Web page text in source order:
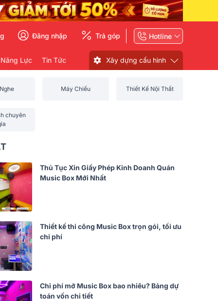
Đăng nhập Trả góp Hotline
Lực Tin Tức Xây dựng cấu hình
Máy Chiếu Thiết Kế Nội Thất
chuyên
Thủ Tục Xin Giấy Phép Kinh Doanh Quán
Music Box Mới Nhất
Thiết kế thi công Music Box trọn gói, tối ưu
chi phí
Chi phí mở Music Box bao nhiêu? Bảng dự
toán vốn chi tiết